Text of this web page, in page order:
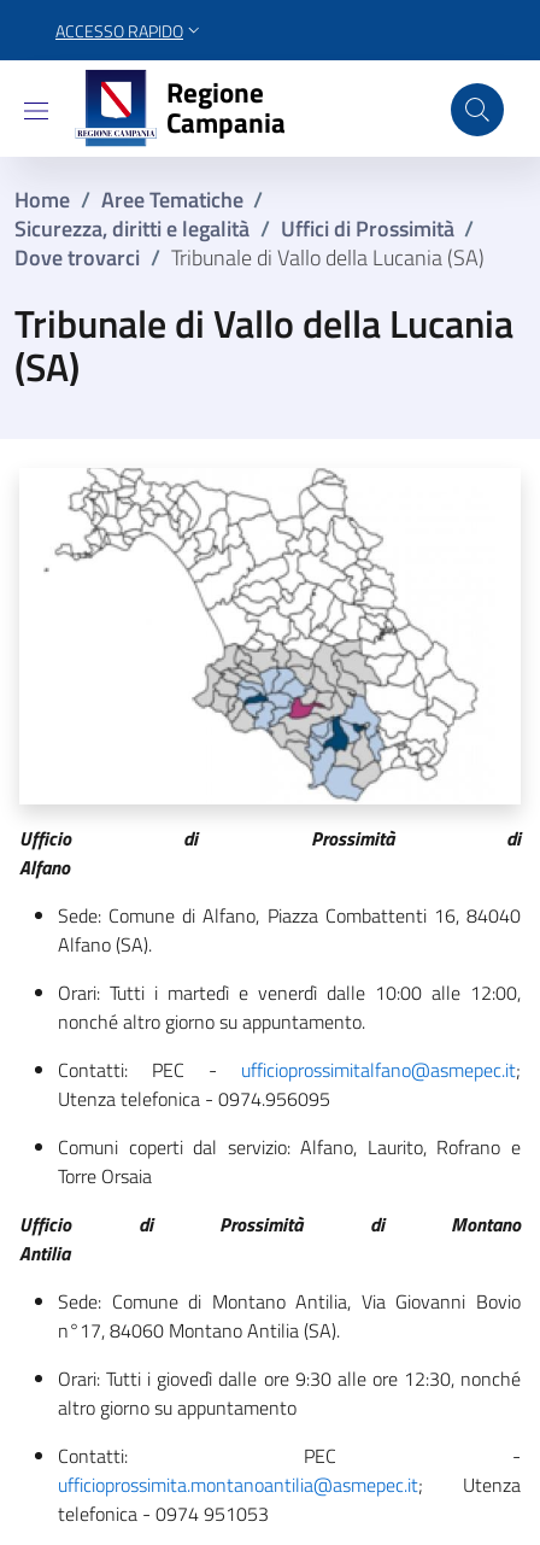
ACCESSO RAPIDO
Regione Campania
Regione
Campania
Home / Aree Tematiche /
Sicurezza, diritti e legalità / Uffici di Prossimità /
Dove trovarci / Tribunale di Vallo della Lucania (SA)
Tribunale di Vallo della Lucania
(SA)
Ufficio di Prossimità di
Sede: Comune di Alfano, Piazza Combattenti 16, 84040
Alfano (SA).
Orari: Tutti i martedì e venerdì dalle 10:00 alle 12:00,
nonché altro giorno su appuntamento.
Contatti: PEC - ufficioprossimitalfano@asmepec.it;
Utenza telefonica - 0974.956095
Comuni coperti dal servizio: Alfano, Laurito, Rofrano e
Torre Orsaia
Ufficio di Prossimità di Montano
Antilia
Sede: Comune di Montano Antilia, Via Giovanni Bovio
n°17, 84060 Montano Antilia (SA).
Orari: Tutti i giovedì dalle ore 9:30 alle ore 12:30, nonché
altro giorno su appuntamento
Contatti: PEC -
ufficioprossimita.montanoantilia@asmepec.it; Utenza
telefonica - 0974 951053